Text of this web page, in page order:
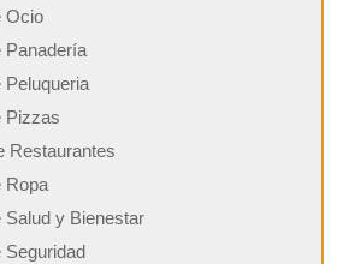
Ocio
Panadería
Peluqueria
Pizzas
Restaurantes
Ropa
Salud y Bienestar
Seguridad